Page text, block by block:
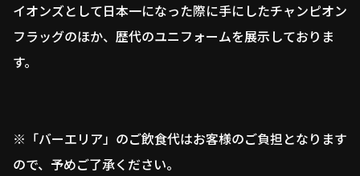
イオンズとして日本一になった際に手にしたチャンピオン
フラッグのほか、歴代のユニフォームを展示しておりま
す。
※「バーエリア」のご飲食代はお客様のご負担となります
ので、予めご了承ください。